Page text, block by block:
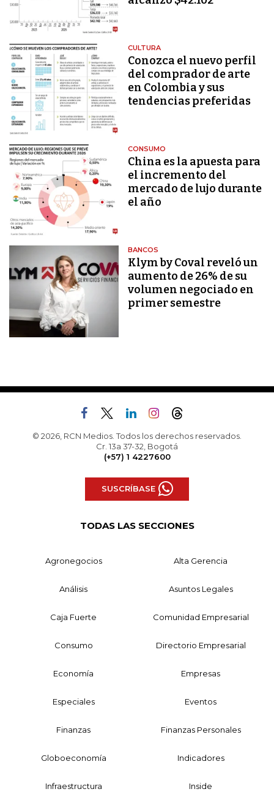
CULTURA
Conozca el nuevo perfil
del comprador de arte
en Colombia y sus
tendencias preferidas
CONSUMO
China es la apuesta para
el incremento del
mercado de lujo durante
el año
BANCOS
Klym by Coval reveló un
aumento de 26% de su
volumen negociado en
primer semestre
© 2026, RCN Medios. Todos los derechos reservados.
Cr. 13a 37-32, Bogotá
(+57) 1 4227600
SUSCRÍBASE
TODAS LAS SECCIONES
Agronegocios Alta Gerencia
Análisis Asuntos Legales
Caja Fuerte Comunidad Empresarial
Consumo Directorio Empresarial
Economía Empresas
Especiales Eventos
Finanzas Finanzas Personales
Globoeconomía Indicadores
Infraestructura Inside